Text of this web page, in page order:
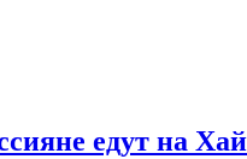
едут на